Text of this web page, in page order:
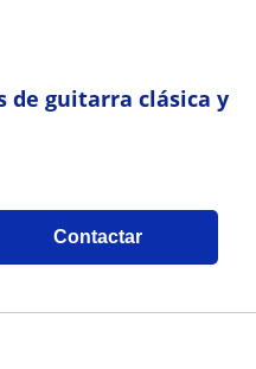
de guitarra clásica y
Contactar